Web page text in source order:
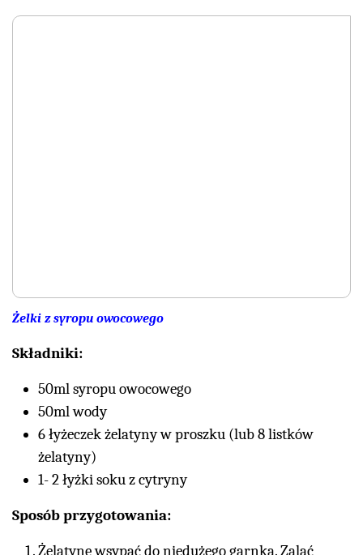
Żelki z syropu owocowego
Składniki:
50ml syropu owocowego
50ml wody
6 łyżeczek żelatyny w proszku (lub 8 listków
żelatyny)
1- 2 łyżki soku z cytryny
Sposób przygotowania:
Żelatynę wsypać do niedużego garnka. Zalać